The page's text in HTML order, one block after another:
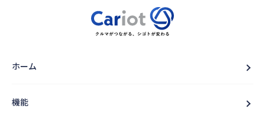
ホーム
機能